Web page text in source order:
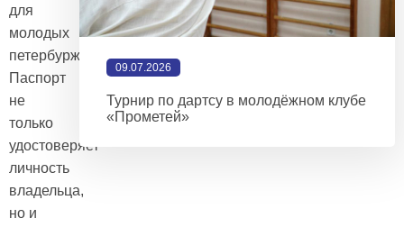
для
молодых
петербуржцев.
Паспорт
не
только
удостоверяет
личность
владельца,
но и
09.07.2026
Турнир по дартсу в молодёжном клубе
«Прометей»